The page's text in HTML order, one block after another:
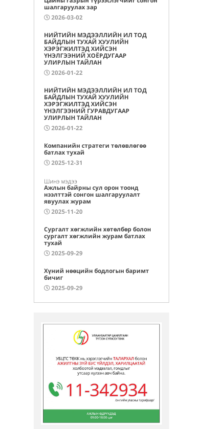
шалгаруулах зар
2026-03-02
НИЙТИЙН МЭДЭЭЛЛИЙН ИЛ ТОД
БАЙДЛЫН ТУХАЙ ХУУЛИЙН
ХЭРЭГЖИЛТЭД ХИЙСЭН
ҮНЭЛГЭЭНИЙ ХОЁРДУГААР
УЛИРЛЫН ТАЙЛАН
2026-01-22
НИЙТИЙН МЭДЭЭЛЛИЙН ИЛ ТОД
БАЙДЛЫН ТУХАЙ ХУУЛИЙН
ХЭРЭГЖИЛТЭД ХИЙСЭН
ҮНЭЛГЭЭНИЙ ГУРАВДУГААР
УЛИРЛЫН ТАЙЛАН
2026-01-22
Компанийн стратеги төлөвлөгөө
батлах тухай
2025-12-31
Шинэ мэдээ
Ажлын байрны сул орон тоонд
нээлттэй сонгон шалгаруулалт
явуулах журам
2025-11-20
Сургалт хөгжлийн хөтөлбөр болон
сургалт хөгжлийн журам батлах
тухай
2025-09-29
Хүний нөөцийн бодлогын баримт
бичиг
2025-09-29